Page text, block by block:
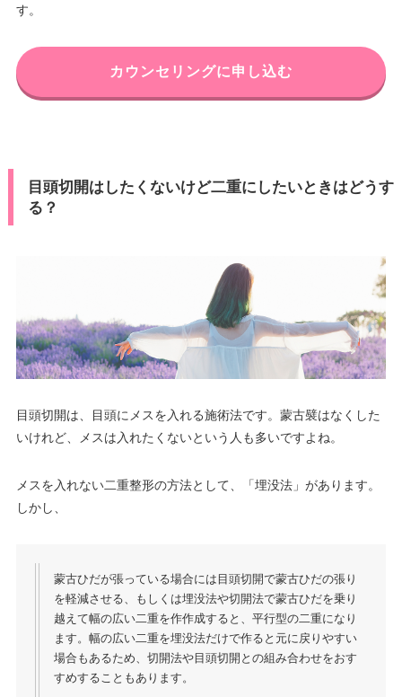
す。
カウンセリングに申し込む
目頭切開はしたくないけど二重にしたいときはどうす
る？
目頭切開は、目頭にメスを入れる施術法です。蒙古襞はなくした
いけれど、メスは入れたくないという人も多いですよね。
メスを入れない二重整形の方法として、「埋没法」があります。
しかし、
蒙古ひだが張っている場合には目頭切開で蒙古ひだの張り
を軽減させる、もしくは埋没法や切開法で蒙古ひだを乗り
越えて幅の広い二重を作作成すると、平行型の二重になり
ます。幅の広い二重を埋没法だけで作ると元に戻りやすい
場合もあるため、切開法や目頭切開との組み合わせをおす
すめすることもあります。